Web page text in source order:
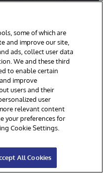
IRIS-t
some of which are
and improve our site,
ads, collect user data
We and these third
to enable certain
improve
users and their
user
relevant content
your preferences for
Cookie Settings.
All Cookies